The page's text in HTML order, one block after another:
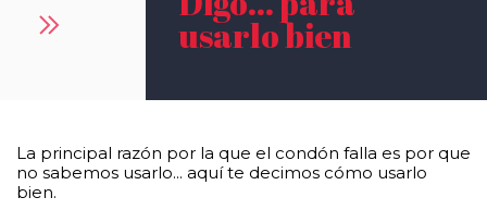
usarlo bien
La principal razón por la que el condón falla es por que
no sabemos usarlo... aquí te decimos cómo usarlo
bien.